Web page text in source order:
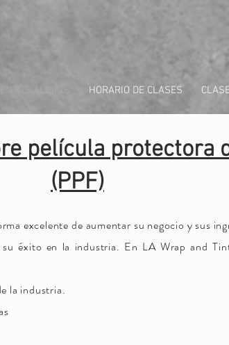
ALISIOS HORARIO DE CLASES
película protectora
(PPF)
excelente de aumentar su negocio y sus
éxito en la industria. En LA Wrap and
la industria.